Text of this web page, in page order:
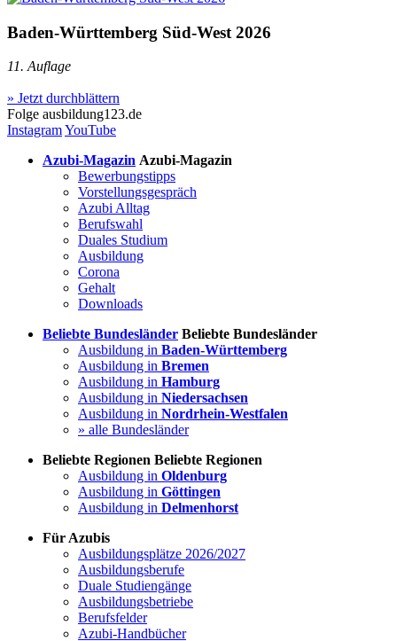
Baden-Württemberg Süd-West 2026
11. Auflage
» Jetzt durchblättern
Folge ausbildung123.de
InstagramYouTube
Azubi-Magazin Azubi-Magazin
Bewerbungstipps
Vorstellungsgespräch
Azubi Alltag
Berufswahl
Duales Studium
Ausbildung
Corona
Gehalt
Downloads
Beliebte Bundesländer Beliebte Bundesländer
Ausbildung in Baden-Württemberg
Ausbildung in Bremen
Ausbildung in Hamburg
Ausbildung in Niedersachsen
Ausbildung in Nordrhein-Westfalen
» alle Bundesländer
Beliebte Regionen Beliebte Regionen
Ausbildung in Oldenburg
Ausbildung in Göttingen
Ausbildung in Delmenhorst
Für Azubis
Ausbildungsplätze 2026/2027
Ausbildungsberufe
Duale Studiengänge
Ausbildungsbetriebe
Berufsfelder
Azubi-Handbücher